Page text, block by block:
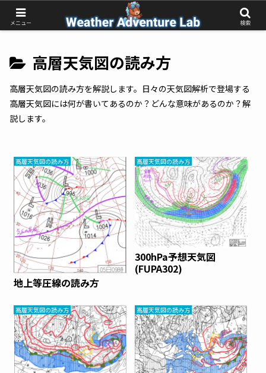
受動的な予報待ちから、能動的な気象判断へ
高層天気図の読み方
高層天気図の読み方を解説します。日々の天気図解析で登場する
高層天気図には何が書いてあるのか？どんな意味があるのか？解
説します。
高層天気図の読み方
地上等圧線の読み方
高層天気図の読み方
300hPa予想天気図
(FUPA302)
高層天気図の読み方 高層天気図の読み方
メニュー 検索